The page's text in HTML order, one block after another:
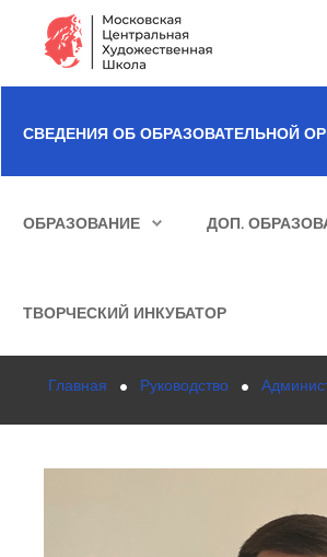
Образование
ИСКАТЬ...
СВЕДЕНИЯ ОБ ОБРАЗОВАТЕЛЬНОЙ
ОБРАЗОВАНИЕ ДОП.
ТВОРЧЕСКИЙ ИНКУБАТОР
Главная Руководство